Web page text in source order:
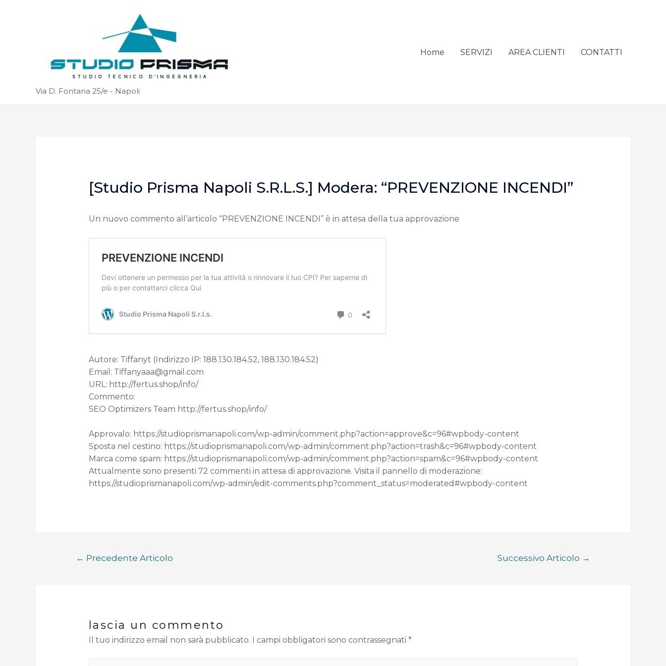
Via D. Fontana 25/e - Napoli
Home SERVIZI AREA CLIENTI CONTATTI
[Studio Prisma Napoli S.r.l.s.] Modera: “PREVENZIONE INCENDI”
Un nuovo commento all’articolo “PREVENZIONE INCENDI” è in attesa della tua approvazione
Autore: Tiffanyt (Indirizzo IP: 188.130.184.52, 188.130.184.52)
Email: Tiffanyaaa@gmail.com
URL: http://fertus.shop/info/
Commento:
SEO Optimizers Team http://fertus.shop/info/
Approvalo: https://studioprismanapoli.com/wp-admin/comment.php?action=approve&c=96#wpbody-content
Sposta nel cestino: https://studioprismanapoli.com/wp-admin/comment.php?action=trash&c=96#wpbody-content
Marca come spam: https://studioprismanapoli.com/wp-admin/comment.php?action=spam&c=96#wpbody-content
Attualmente sono presenti 72 commenti in attesa di approvazione. Visita il pannello di moderazione:
https://studioprismanapoli.com/wp-admin/edit-comments.php?comment_status=moderated#wpbody-content
← Precedente Articolo Successivo Articolo →
lascia un commento
Il tuo indirizzo email non sarà pubblicato. I campi obbligatori sono contrassegnati *